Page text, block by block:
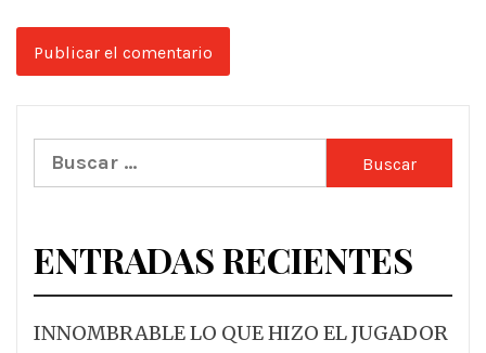
Buscar:
ENTRADAS RECIENTES
INNOMBRABLE LO QUE HIZO EL JUGADOR